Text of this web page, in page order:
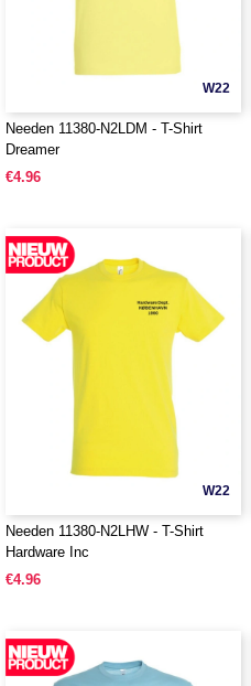
W22
Needen 11380-N2LDM - T-Shirt
Dreamer
€4.96
W22
Needen 11380-N2LHW - T-Shirt
Hardware Inc
€4.96